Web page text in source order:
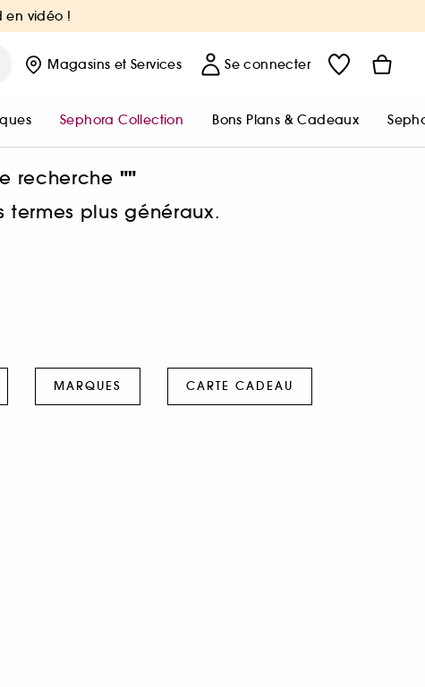
en vidéo !
Magasins et Services Se connecter
Sephora Collection Bons Plans & Cadeaux
recherche ""
termes plus généraux.
MARQUES CARTE CADEAU